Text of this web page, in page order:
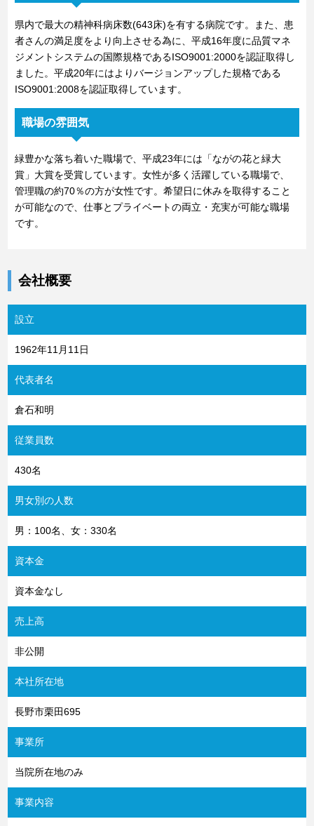
県内で最大の精神科病床数(643床)を有する病院です。また、患
者さんの満足度をより向上させる為に、平成16年度に品質マネ
ジメントシステムの国際規格であるISO9001:2000を認証取得し
ました。平成20年にはよりバージョンアップした規格である
ISO9001:2008を認証取得しています。
職場の雰囲気
緑豊かな落ち着いた職場で、平成23年には「ながの花と緑大
賞」大賞を受賞しています。女性が多く活躍している職場で、
管理職の約70％の方が女性です。希望日に休みを取得すること
が可能なので、仕事とプライベートの両立・充実が可能な職場
です。
会社概要
設立
1962年11月11日
代表者名
倉石和明
従業員数
430名
男女別の人数
男：100名、女：330名
資本金
資本金なし
売上高
非公開
本社所在地
長野市栗田695
事業所
当院所在地のみ
事業内容